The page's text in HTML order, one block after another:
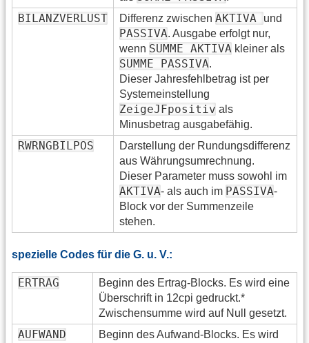
BILANZVERLUST Differenz zwischen AKTIVA und
PASSIVA. Ausgabe erfolgt nur,
wenn SUMME AKTIVA kleiner als
SUMME PASSIVA.
Dieser Jahresfehlbetrag ist per
Systemeinstellung
ZeigeJFpositiv als
Minusbetrag ausgabefähig.
RWRNGBILPOS
Darstellung der Rundungsdifferenz
aus Währungsumrechnung.
Dieser Parameter muss sowohl im
AKTIVA- als auch im PASSIVA-
Block vor der Summenzeile
stehen.
spezielle Codes für die G. u. V.:
ERTRAG
Beginn des Ertrag-Blocks. Es wird eine
Überschrift in 12cpi gedruckt.*
Zwischensumme wird auf Null gesetzt.
AUFWAND
Beginn des Aufwand-Blocks. Es wird